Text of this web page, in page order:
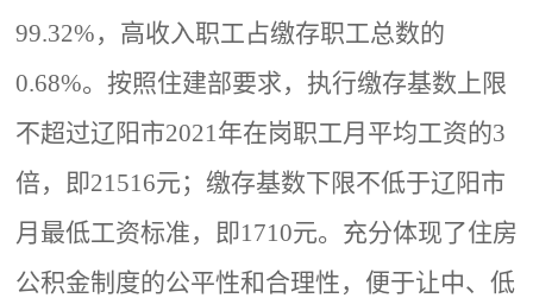
99.32%，高收入职工占缴存职工总数的
0.68%。按照住建部要求，执行缴存基数上限
不超过辽阳市2021年在岗职工月平均工资的3
倍，即21516元；缴存基数下限不低于辽阳市
月最低工资标准，即1710元。充分体现了住房
公积金制度的公平性和合理性，便于让中、低